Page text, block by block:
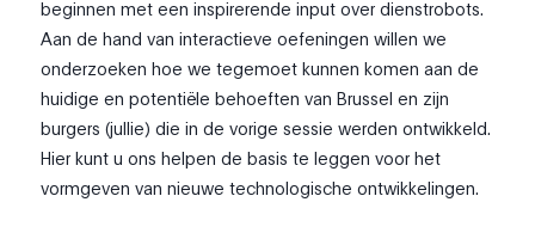
beginnen met een inspirerende input over dienstrobots.
Aan de hand van interactieve oefeningen willen we
onderzoeken hoe we tegemoet kunnen komen aan de
huidige en potentiële behoeften van Brussel en zijn
burgers (jullie) die in de vorige sessie werden ontwikkeld.
Hier kunt u ons helpen de basis te leggen voor het
vormgeven van nieuwe technologische ontwikkelingen.